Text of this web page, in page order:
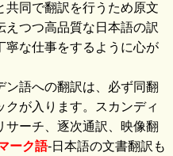
共同で翻訳を行うため原文
えつつ高品質な日本語の訳
寧な仕事をするように心が
語への翻訳は、必ず同翻
が入ります。スカンディ
サーチ、逐次通訳、映像翻
ーク語-日本語の文書翻訳も